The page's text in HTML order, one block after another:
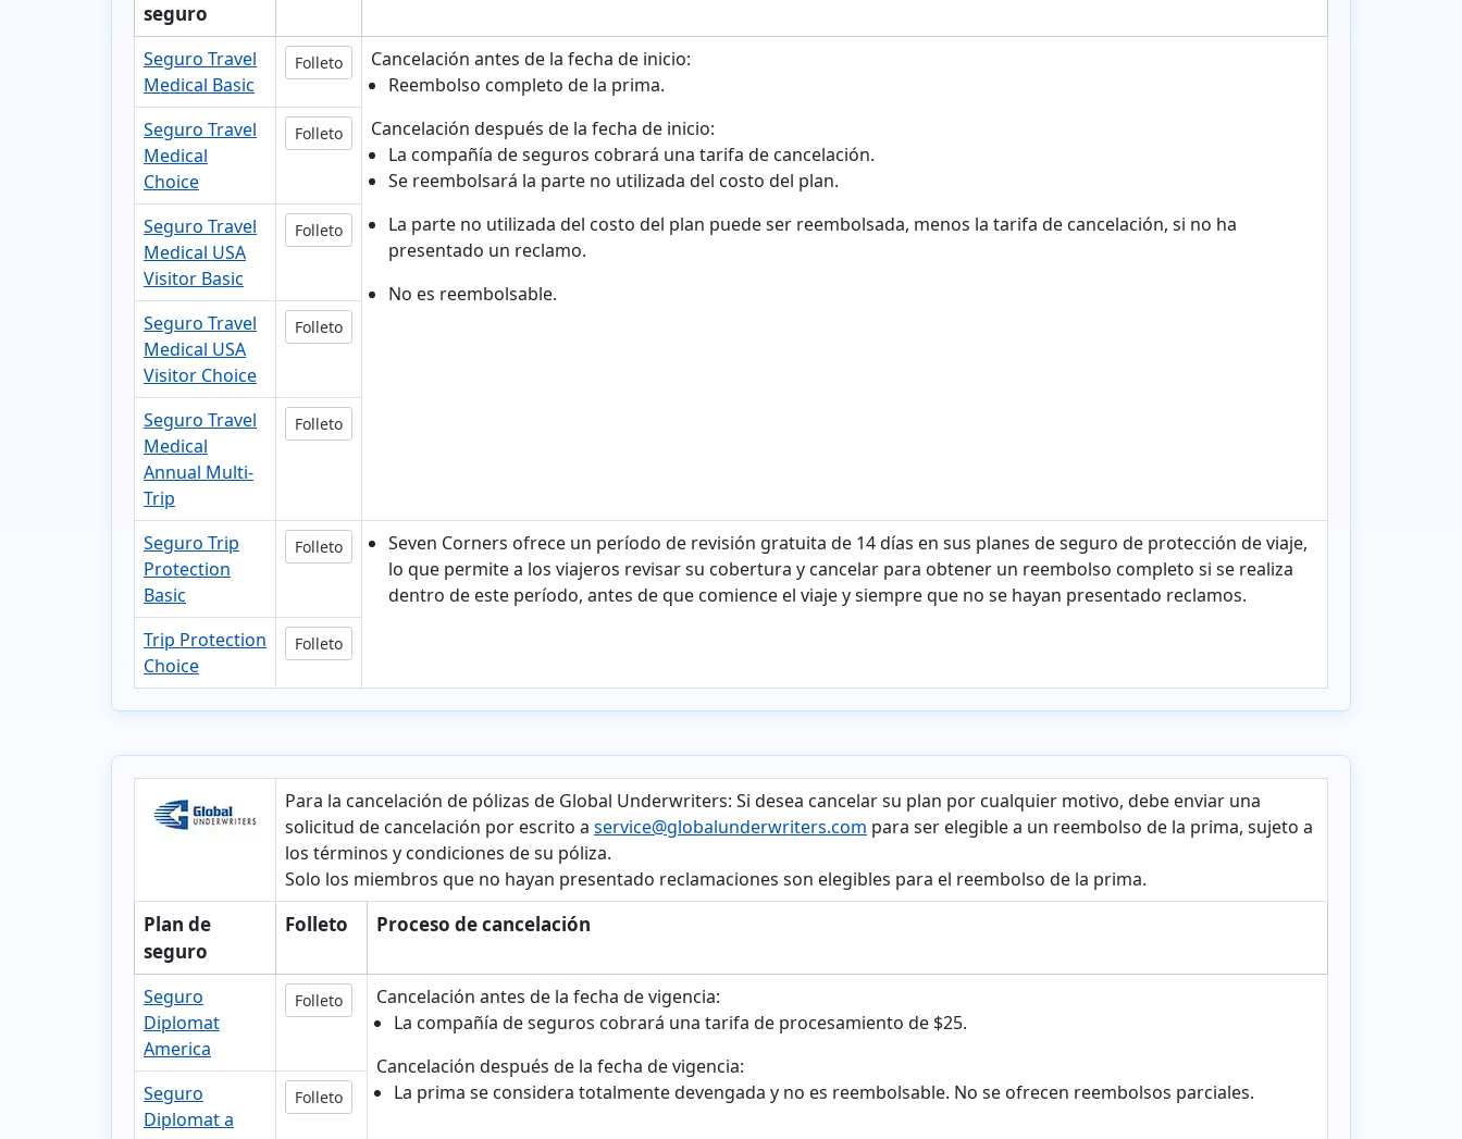
seguro
Seguro Travel
Medical Basic
Folleto
Cancelación antes de la fecha de inicio:
Reembolso completo de la prima.
Cancelación después de la fecha de inicio:
La compañía de seguros cobrará una tarifa de cancelación.
Se reembolsará la parte no utilizada del costo del plan.
La parte no utilizada del costo del plan puede ser reembolsada, menos la tarifa de cancelación, si no ha
presentado un reclamo.
No es reembolsable.
Seguro Travel
Medical
Choice
Folleto
Seguro Travel
Medical USA
Visitor Basic
Folleto
Seguro Travel
Medical USA
Visitor Choice
Folleto
Seguro Travel
Medical
Annual Multi-
Trip
Folleto
Seguro Trip
Protection
Basic
Folleto
Seven Corners ofrece un período de revisión gratuita de 14 días en sus planes de seguro de protección de viaje,
lo que permite a los viajeros revisar su cobertura y cancelar para obtener un reembolso completo si se realiza
dentro de este período, antes de que comience el viaje y siempre que no se hayan presentado reclamos.
Trip Protection
Choice
Folleto
Para la cancelación de pólizas de Global Underwriters: Si desea cancelar su plan por cualquier motivo, debe enviar una
solicitud de cancelación por escrito a service@globalunderwriters.com para ser elegible a un reembolso de la prima, sujeto a
los términos y condiciones de su póliza.
Solo los miembros que no hayan presentado reclamaciones son elegibles para el reembolso de la prima.
Plan de
seguro
Folleto Proceso de cancelación
Seguro
Diplomat
America
Folleto
Cancelación antes de la fecha de vigencia:
La compañía de seguros cobrará una tarifa de procesamiento de $25.
Cancelación después de la fecha de vigencia:
La prima se considera totalmente devengada y no es reembolsable. No se ofrecen reembolsos parciales.
Seguro
Diplomat a
Folleto